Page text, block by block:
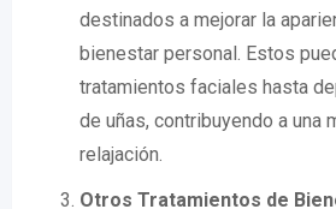
destinados a mejorar la
bienestar personal. Estos
tratamientos faciales hasta
de uñas, contribuyendo a una
relajación.
Otros Tratamientos de